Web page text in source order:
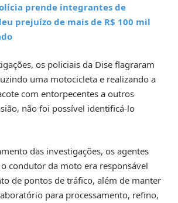
prende integrantes de
prejuízo de mais de R$ 100 mil
os policiais da Dise flagraram
uma motocicleta e realizando a
com entorpecentes a outros
não foi possível identificá-lo
das investigações, os agentes
condutor da moto era responsável
de pontos de tráfico, além de manter
para processamento, refino,